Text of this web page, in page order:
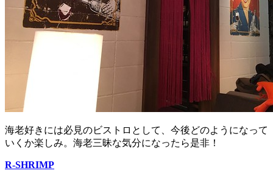
海老好きには必見のビストロとして、今後どのようになって
いくか楽しみ。海老三昧な気分になったら是非！
R-SHRIMP